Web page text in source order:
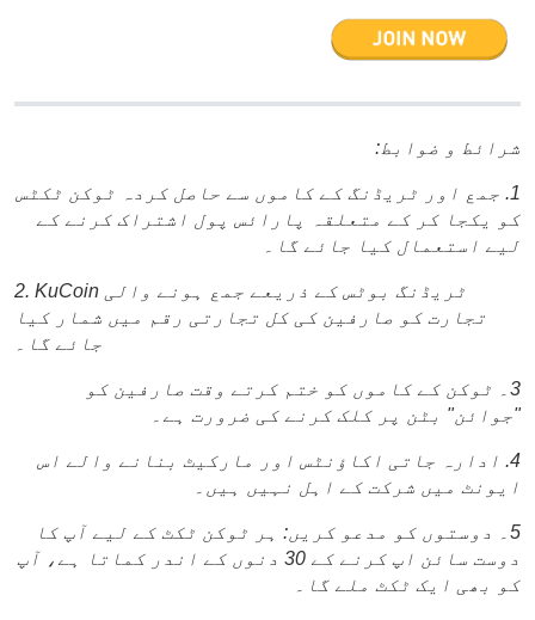
شرائط و ضوابط:
1. جمع اور ٹریڈنگ کے کاموں سے حاصل کردہ ٹوکن ٹکٹس
کو یکجا کر کے متعلقہ پارائس پول اشتراک کرنے کے
لیے استعمال کیا جائے گا۔
2. KuCoin ٹریڈنگ بوٹس کے ذریعے جمع ہونے والی
تجارت کو صارفین کی کل تجارتی رقم میں شمار کیا
جائے گا۔
3۔ ٹوکن کے کاموں کو ختم کرتے وقت صارفین کو
"جوائن" بٹن پر کلک کرنے کی ضرورت ہے۔
4. ادارہ جاتی اکاؤنٹس اور مارکیٹ بنانے والے اس
ایونٹ میں شرکت کے اہل نہیں ہیں۔
5۔ دوستوں کو مدعو کریں: ہر ٹوکن ٹکٹ کے لیے آپ کا
دوست سائن اپ کرنے کے 30 دنوں کے اندر کماتا ہے، آپ
کو بھی ایک ٹکٹ ملے گا۔